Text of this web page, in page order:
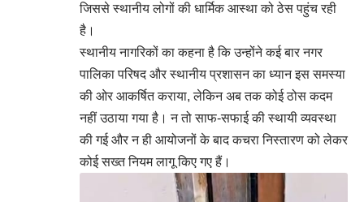
जिससे स्थानीय लोगों की धार्मिक आस्था को ठेस पहुंच रही
है।
स्थानीय नागरिकों का कहना है कि उन्होंने कई बार नगर
पालिका परिषद और स्थानीय प्रशासन का ध्यान इस समस्या
की ओर आकर्षित कराया, लेकिन अब तक कोई ठोस कदम
नहीं उठाया गया है। न तो साफ-सफाई की स्थायी व्यवस्था
की गई और न ही आयोजनों के बाद कचरा निस्तारण को लेकर
कोई सख्त नियम लागू किए गए हैं।